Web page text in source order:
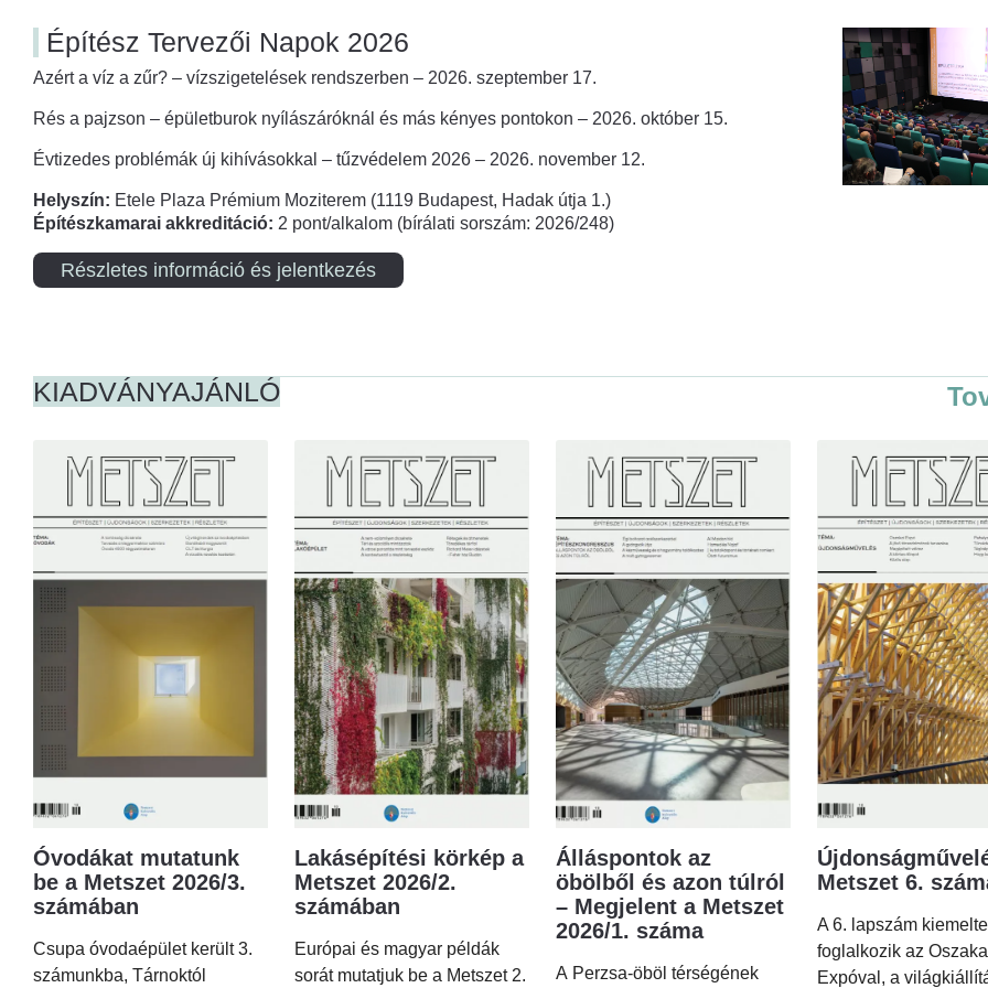
Építész Tervezői Napok 2026
Azért a víz a zűr? – vízszigetelések rendszerben – 2026. szeptember 17.
Rés a pajzson – épületburok nyílászáróknál és más kényes pontokon – 2026. október 15.
Évtizedes problémák új kihívásokkal – tűzvédelem 2026 – 2026. november 12.
Helyszín: Etele Plaza Prémium Moziterem (1119 Budapest, Hadak útja 1.)
Építészkamarai akkreditáció: 2 pont/alkalom (bírálati sorszám: 2026/248)
Részletes információ és jelentkezés
KIADVÁNYAJÁNLÓ
Óvodákat mutatunk
be a Metszet 2026/3.
számában
Csupa óvodaépület került 3.
számunkba, Tárnoktól
Lakásépítési körkép a
Metszet 2026/2.
számában
Európai és magyar példák
sorát mutatjuk be a Metszet 2.
Álláspontok az
öbölből és azon túlról
– Megjelent a Metszet
2026/1. száma
A Perzsa-öböl térségének
Metszet 6.
A 6. lapszám
foglalkozik az
Expóval, a